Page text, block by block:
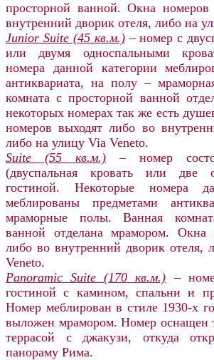
просторной ванной. Окна
внутренний дворик отеля, либо на
Junior Suite (45 кв.м.)– номер с
или двумя односпальными
номера данной категории
антиквариата, на полу –
комната с просторной ванной
некоторых номерах так же есть
номеров выходят либо во
либо на улицу Via Veneto.
Suite (55 кв.м.) – номер
(двуспальная кровать или две
гостиной. Некоторые номера
меблированы предметами
мраморные полы. Ванная
ванной отделана мрамором. Окна
либо во внутренний дворик отеля,
Veneto.
Panoramic Suite (170 кв.м.) –
гостиной с камином, спальни и
Номер меблирован в стиле 1930-х
выложен мрамором. Номер оснащен
террасой с джакузи, откуда
панораму Рима.